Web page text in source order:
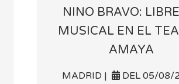
NINO BRAVO:
MUSICAL EN EL
AMAYA
MADRID |
DEL 05/08/